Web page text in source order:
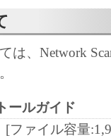
いかなる場合に
または該当国
、本ソフトウ
は、Network
ールガイド
[ファイル容量